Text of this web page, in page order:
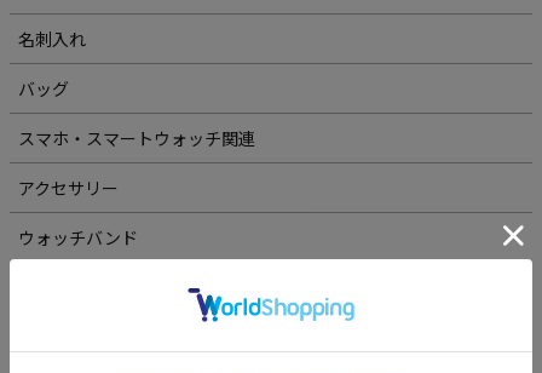
名刺入れ
バッグ
スマホ・スマートウォッチ関連
アクセサリー
ウォッチバンド